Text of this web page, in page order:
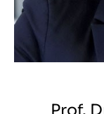
Prof.